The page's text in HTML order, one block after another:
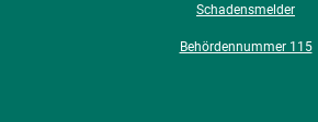
Schadensmelder
Behördennummer 115